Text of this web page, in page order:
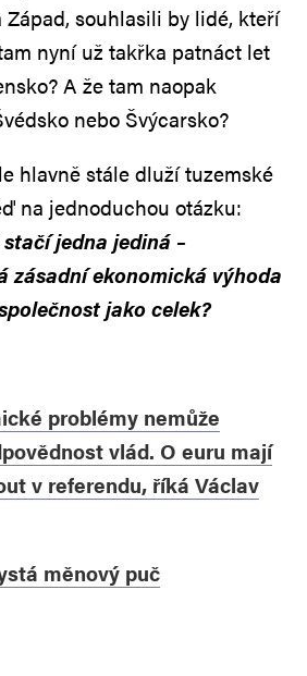
souhlasili by lidé, kteří
nyní už takřka patnáct let
A že tam naopak
nebo Švýcarsko?
hlavně stále dluží tuzemské
na jednoduchou otázku:
jedna jediná –
zásadní ekonomická výhoda
jako celek?
problémy nemůže
vlád. O euru mají
v referendu, říká Václav
měnový puč